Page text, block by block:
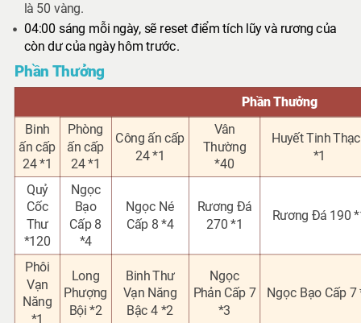
là 50 vàng.
04:00 sáng mỗi ngày, sẽ reset điểm tích lũy và rương của
còn dư của ngày hôm trước.
Phần Thưởng
Phần Thưởng
Binh
ấn cấp
24 *1
Phòng
ấn cấp
24 *1
Công ấn cấp
24 *1
Vân
Thường
*40
Huyết Tinh
*1
Quỷ
Cốc
Thư
*120
Ngọc
Bạo
Cấp 8
*4
Ngọc Né
Cấp 8 *4
Rương Đá
270 *1
Rương Đá 190
Phôi
Vạn
Năng
*1
Long
Phượng
Bội *2
Binh Thư
Vạn Năng
Bậc 4 *2
Ngọc
Phản Cấp 7
*3
Ngọc Bạo Cấp 7